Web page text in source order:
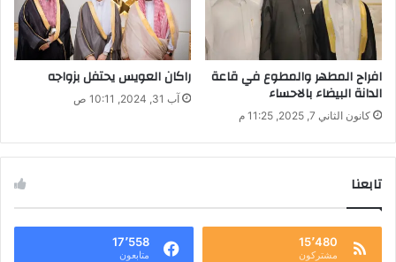
افراح المطهر والمطوع في قاعة
الدانة البيضاء بالاحساء
كانون الثاني 7, 2025, 11:25 م
راكان العويس يحتفل بزواجه
آب 31, 2024, 10:11 ص
تابعنا
15٬480
مشتركون
17٬558
متابعون